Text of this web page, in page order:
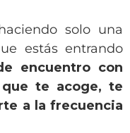
solo una
estás entrando
encuentro con
que te acoge, te
a la frecuencia